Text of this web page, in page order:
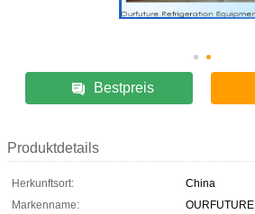
Bestpreis
Produktdetails
Herkunftsort:
China
Markenname:
OURFUTURE